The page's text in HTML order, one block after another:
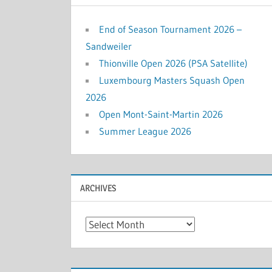
End of Season Tournament 2026 –
Sandweiler
Thionville Open 2026 (PSA Satellite)
Luxembourg Masters Squash Open
2026
Open Mont-Saint-Martin 2026
Summer League 2026
ARCHIVES
Archives